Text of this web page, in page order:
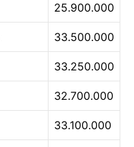
25.900.000
33.500.000
33.250.000
32.700.000
33.100.000